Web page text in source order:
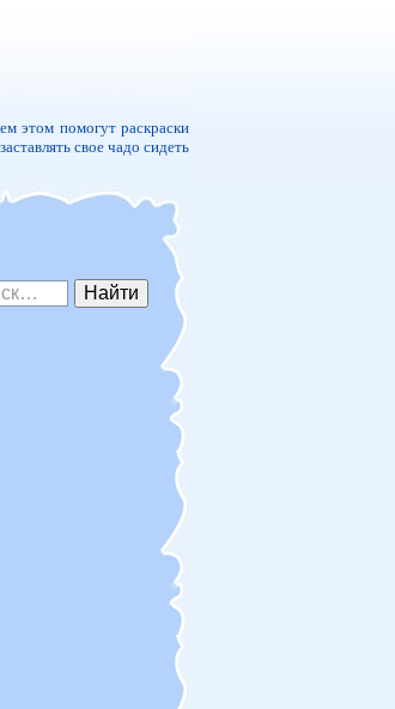
этом помогут раскраски
свое чадо сидеть